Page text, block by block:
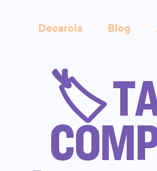
Decarola Blog
🏷️